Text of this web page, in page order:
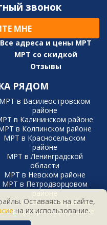
звонок
МНЕ
Все адреса и цены МРТ
МРТ со скидкой
Отзывы
РЯДОМ
МРТ в Василеостровском
районе
в Калининском районе
в Колпинском районе
МРТ в Красносельском
районе
МРТ в Ленинградской
области
МРТ в Невском районе
МРТ в Петродворцовом
районе
в Пушкинском районе
в Центральном районе
Оставаясь на сайте,
на их использование.